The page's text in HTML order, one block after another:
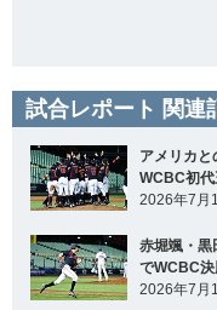
試合レポート 関連
アメリカ
WCBC初代
2026年7月
赤堀颯・黒
でWCBC
2026年7月